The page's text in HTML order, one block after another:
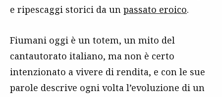
e ripescaggi storici da un passato eroico.
Fiumani oggi è un totem, un mito del
cantautorato italiano, ma non è certo
intenzionato a vivere di rendita, e con le sue
parole descrive ogni volta l’evoluzione di un